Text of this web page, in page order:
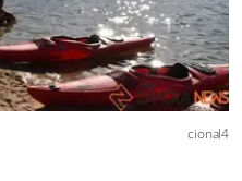
cional4